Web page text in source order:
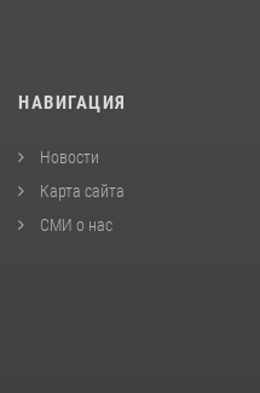
НАВИГАЦИЯ
Новости
Карта сайта
СМИ о нас